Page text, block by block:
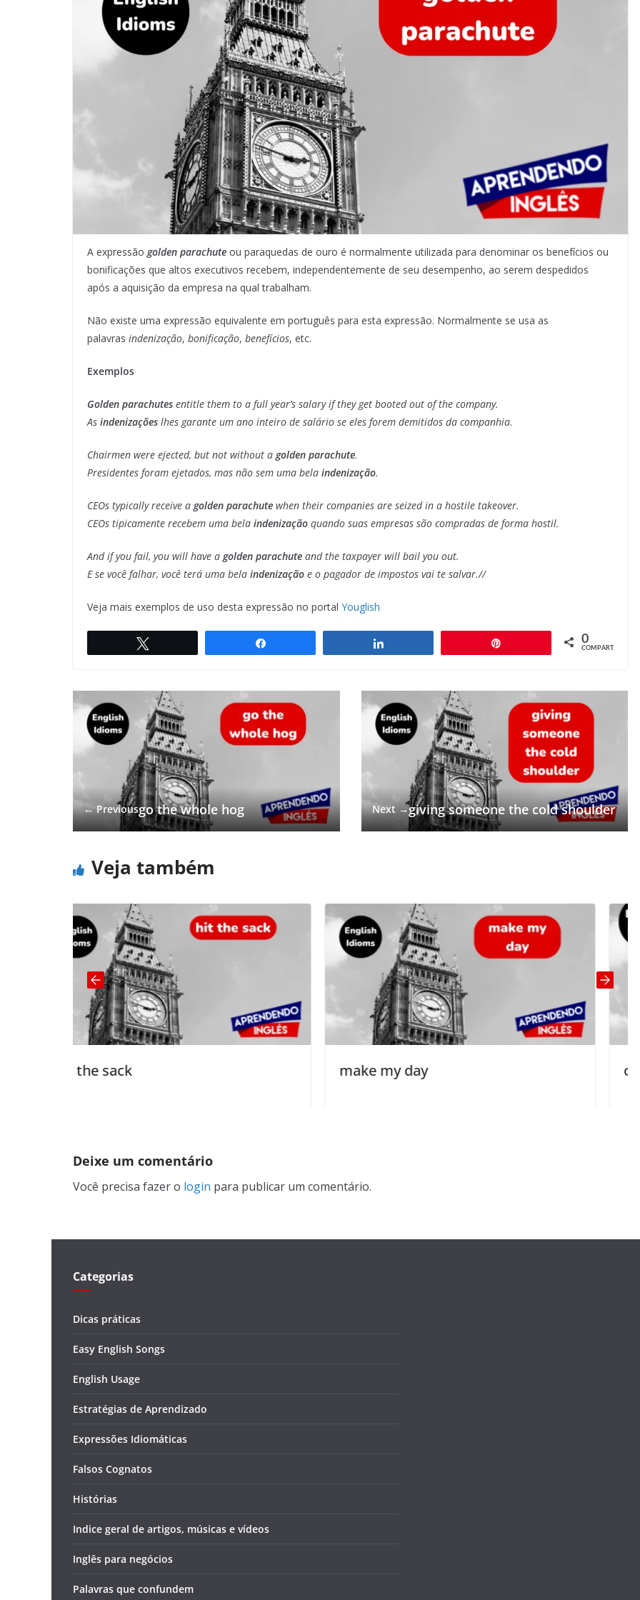
A expressão golden parachute ou paraquedas de ouro é normalmente utilizada para denominar os benefícios ou
bonificações que altos executivos recebem, independentemente de seu desempenho, ao serem despedidos
após a aquisição da empresa na qual trabalham.
Não existe uma expressão equivalente em português para esta expressão. Normalmente se usa as
palavras indenização, bonificação, benefícios, etc.
Exemplos
Golden parachutes entitle them to a full year’s salary if they get booted out of the company.
As indenizações lhes garante um ano inteiro de salário se eles forem demitidos da companhia.
Chairmen were ejected, but not without a golden parachute.
Presidentes foram ejetados, mas não sem uma bela indenização.
CEOs typically receive a golden parachute when their companies are seized in a hostile takeover.
CEOs tipicamente recebem uma bela indenização quando suas empresas são compradas de forma hostil.
And if you fail, you will have a golden parachute and the taxpayer will bail you out.
E se você falhar, você terá uma bela indenização e o pagador de impostos vai te salvar.//
Veja mais exemplos de uso desta expressão no portal Youglish
0
COMPART.
← Previousgo the whole hog Next →giving someone the cold shoulder
Veja também
Deixe um comentário
Você precisa fazer o login para publicar um comentário.
Categorias
Dicas práticas
Easy English Songs
English Usage
Estratégias de Aprendizado
Expressões Idiomáticas
Falsos Cognatos
Histórias
Indice geral de artigos, músicas e vídeos
Inglês para negócios
Palavras que confundem